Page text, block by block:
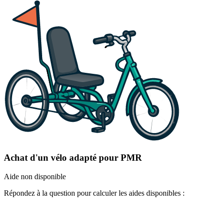
Achat d'un vélo adapté pour PMR
Aide non disponible
Répondez à la question pour calculer les aides disponibles :